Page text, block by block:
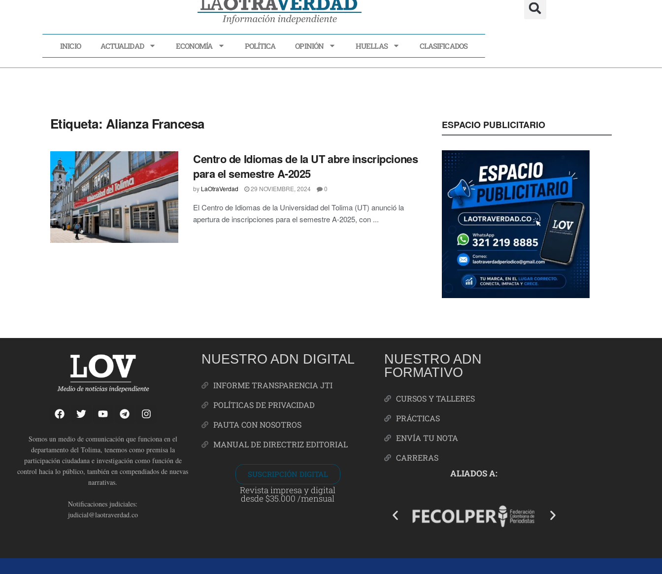
INICIO ACTUALIDAD ECONOMÍA POLÍTICA OPINIÓN HUELLAS CLASIFICADOS
Etiqueta: Alianza Francesa
Centro de Idiomas de la UT abre inscripciones
para el semestre A-2025
by LaOtraVerdad 29 NOVIEMBRE, 2024 0
El Centro de Idiomas de la Universidad del Tolima (UT) anunció la
apertura de inscripciones para el semestre A-2025, con ...
ESPACIO PUBLICITARIO
Somos un medio de comunicación que funciona en el
departamento del Tolima, tenemos como premisa la
participación ciudadana e investigación como función de
control hacia lo público, también en compendiados de nuevas
narrativas.
Notificaciones judiciales:
judicial@laotraverdad.co
NUESTRO ADN DIGITAL
INFORME TRANSPARENCIA JTI
POLÍTICAS DE PRIVACIDAD
PAUTA CON NOSOTROS
MANUAL DE DIRECTRIZ EDITORIAL
SUSCRIPCIÓN DIGITAL
Revista impresa y digital
desde $35.000 /mensual
NUESTRO ADN
FORMATIVO
CURSOS Y TALLERES
PRÁCTICAS
ENVÍA TU NOTA
CARRERAS
ALIADOS A: